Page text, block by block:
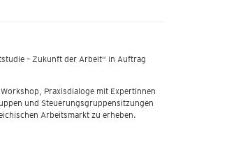
– Zukunft der Arbeit“ in Auftrag
Praxisdialoge mit Expertinnen
und Steuerungsgruppensitzungen
Arbeitsmarkt zu erheben.